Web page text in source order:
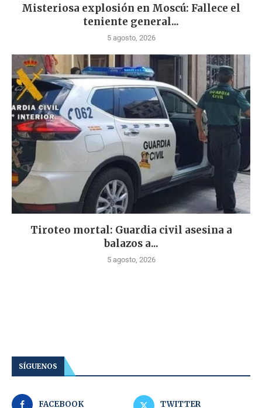
Misteriosa explosión en Moscú: Fallece el
teniente general...
5 agosto, 2026
Tiroteo mortal: Guardia civil asesina a
balazos a...
5 agosto, 2026
SÍGUENOS
FACEBOOK TWITTER